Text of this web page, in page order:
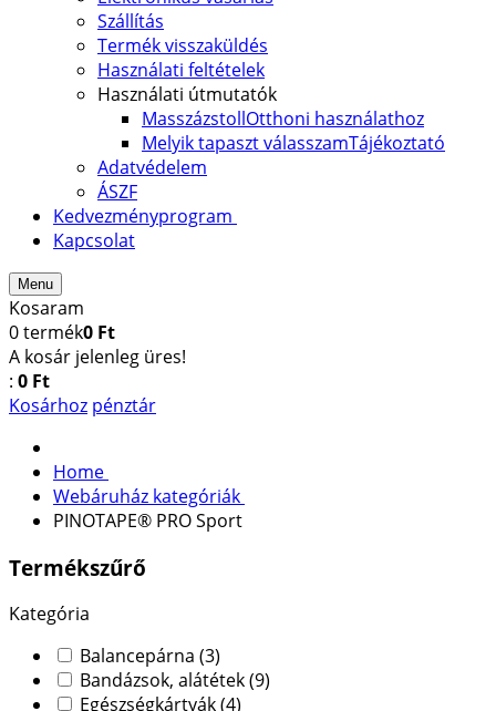
Szállítás
Termék visszaküldés
Használati feltételek
Használati útmutatók
MasszázstollOtthoni használathoz
Melyik tapaszt válasszamTájékoztató
Adatvédelem
ÁSZF
Kedvezményprogram
Kapcsolat
Menu
Kosaram
0termék0 Ft
A kosár jelenleg üres!
: 0 Ft
Kosárhoz pénztár
Home
Webáruház kategóriák
PINOTAPE® PRO Sport
Termékszűrő
Kategória
Balancepárna (3)
Bandázsok, alátétek(9)
Egészségkártyák(4)